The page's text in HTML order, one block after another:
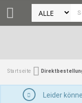
Startseite
Leider